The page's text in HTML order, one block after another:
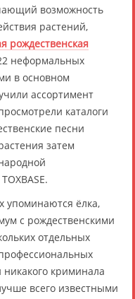
возможность
растений,
рождественская
неформальных
в основном
ассортимент
каталоги
песни
затем
упоминаются ёлка,
с рождественскими
отдельных
криминала
всего известными